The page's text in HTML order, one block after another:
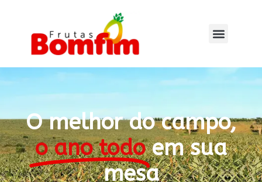
O melhor do campo,
o ano todo em sua
mesa